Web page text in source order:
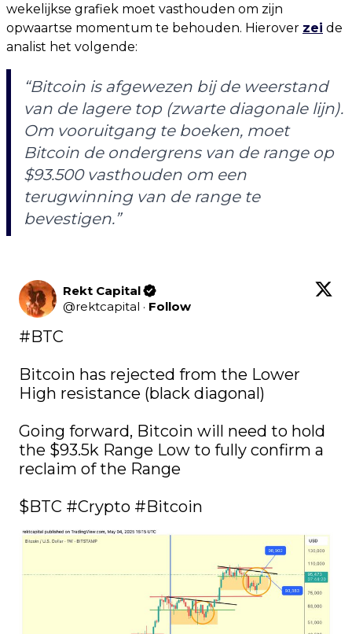
wekelijkse grafiek moet vasthouden om zijn
opwaartse momentum te behouden. Hierover zei de
analist het volgende:
“Bitcoin is afgewezen bij de weerstand
van de lagere top (zwarte diagonale lijn).
Om vooruitgang te boeken, moet
Bitcoin de ondergrens van de range op
$93.500 vasthouden om een
terugwinning van de range te
bevestigen.”
Rekt Capital
@rektcapital · Follow
#BTC
Bitcoin has rejected from the Lower
High resistance (black diagonal)
Going forward, Bitcoin will need to hold
the $93.5k Range Low to fully confirm a
reclaim of the Range
$BTC #Crypto #Bitcoin